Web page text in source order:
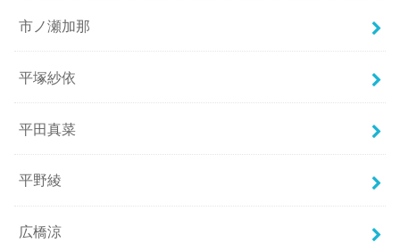
市ノ瀬加那
平塚紗依
平田真菜
平野綾
広橋涼